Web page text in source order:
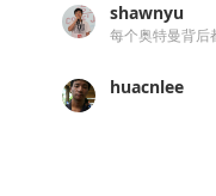
shawnyu
huacnlee